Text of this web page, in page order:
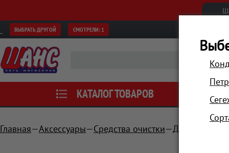
ВЫБРАТЬ ДРУГОЙ СМОТРЕЛИ: 1
КАТАЛОГ ТОВАРОВ АКЦИИ
Главная Аксессуары Средства очистки Для